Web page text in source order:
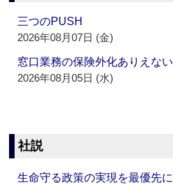
三つのPUSH
2026年08月07日 (金)
窓口業務の保険外化ありえない
2026年08月05日 (水)
社説
生命守る政策の実現を最優先に